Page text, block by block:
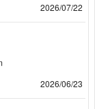
2026/07/22
2026/06/23